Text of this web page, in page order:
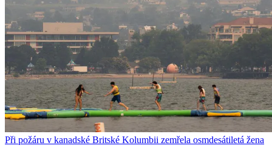
Při požáru v kanadské Britské Kolumbii zemřela osmdesátiletá žena